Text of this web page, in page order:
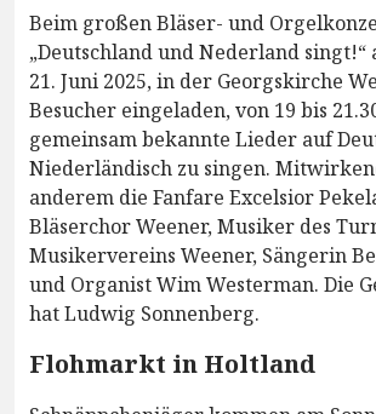
Beim großen Bläser- und
„Deutschland und Nederland singt!“
21. Juni 2025, in der Georgskirche
Besucher eingeladen, von 19 bis
gemeinsam bekannte Lieder auf
Niederländisch zu singen.
anderem die Fanfare Excelsior
Bläserchor Weener, Musiker des
Musikervereins Weener, Sängerin
und Organist Wim Westerman. Die
hat Ludwig Sonnenberg.
Flohmarkt in Holtland